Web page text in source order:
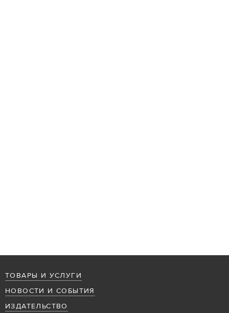
ТОВАРЫ И УСЛУГИ
НОВОСТИ И СОБЫТИЯ
ИЗДАТЕЛЬСТВО